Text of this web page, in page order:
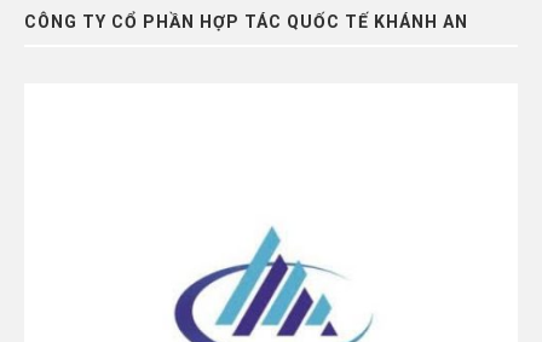
CÔNG TY CỔ PHẦN HỢP TÁC QUỐC TẾ KHÁNH AN